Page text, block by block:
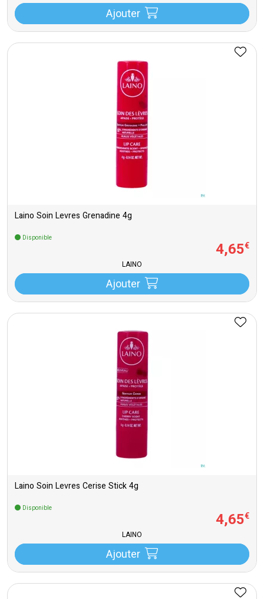
Ajouter
Laino Soin Levres Grenadine 4g
Disponible
4,65€
LAINO
Ajouter
Laino Soin Levres Cerise Stick 4g
Disponible
4,65€
LAINO
Ajouter